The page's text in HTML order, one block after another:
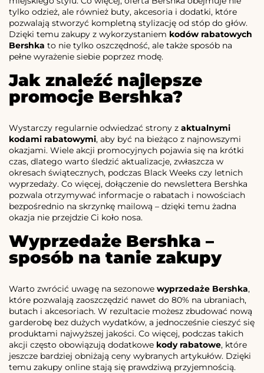
tylko odzież, ale również buty, akcesoria i dodatki, które
pozwalają stworzyć kompletną stylizację od stóp do głów.
Dzięki temu zakupy z wykorzystaniem kodów rabatowych
Bershka to nie tylko oszczędność, ale także sposób na
pełne wyrażenie siebie poprzez modę.
Jak znaleźć najlepsze
promocje Bershka?
Wystarczy regularnie odwiedzać strony z aktualnymi
kodami rabatowymi, aby być na bieżąco z najnowszymi
okazjami. Wiele akcji promocyjnych pojawia się na krótki
czas, dlatego warto śledzić aktualizacje, zwłaszcza w
okresach świątecznych, podczas Black Weeks czy letnich
wyprzedaży. Co więcej, dołączenie do newslettera Bershka
pozwala otrzymywać informacje o rabatach i nowościach
bezpośrednio na skrzynkę mailową – dzięki temu żadna
okazja nie przejdzie Ci koło nosa.
Wyprzedaże Bershka –
sposób na tanie zakupy
Warto zwrócić uwagę na sezonowe wyprzedaże Bershka,
które pozwalają zaoszczędzić nawet do 80% na ubraniach,
butach i akcesoriach. W rezultacie możesz zbudować nową
garderobę bez dużych wydatków, a jednocześnie cieszyć się
produktami najwyższej jakości. Co więcej, podczas takich
akcji często obowiązują dodatkowe kody rabatowe, które
jeszcze bardziej obniżają ceny wybranych artykułów. Dzięki
temu zakupy online stają się prawdziwą przyjemnością.